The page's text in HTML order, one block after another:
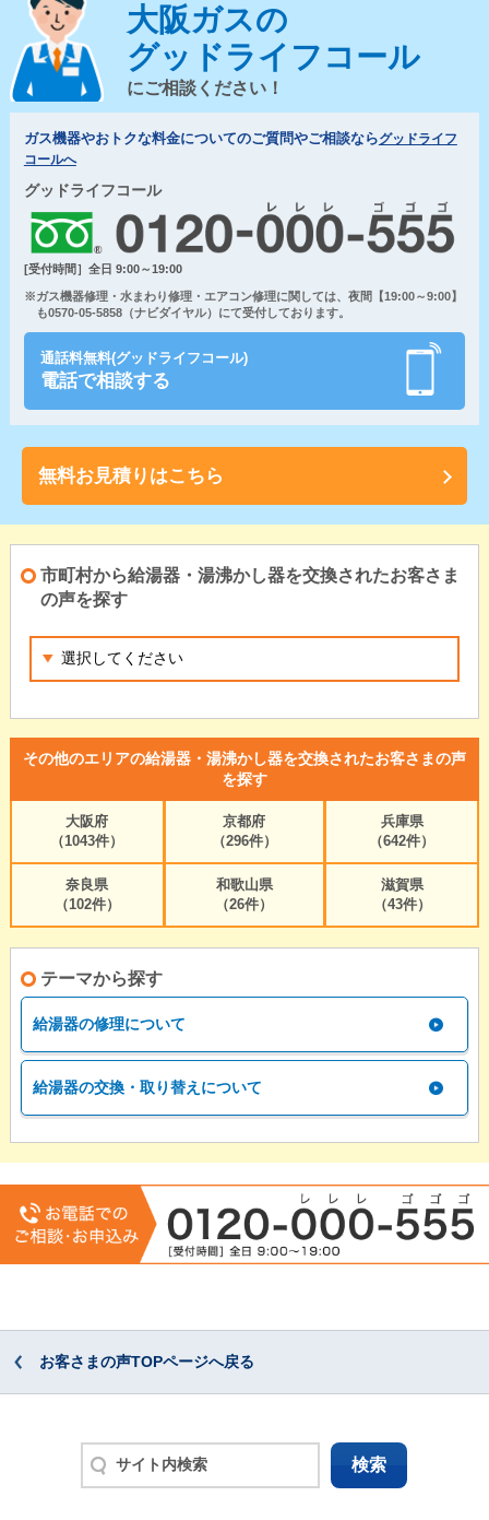
大阪ガスの
グッドライフコール
にご相談ください！
ガス機器やおトクな料金についてのご質問やご相談ならグッドライフ
コールへ
グッドライフコール
[受付時間］全日 9:00～19:00
※ガス機器修理・水まわり修理・エアコン修理に関しては、夜間【19:00～9:00】
も0570-05-5858（ナビダイヤル）にて受付しております。
通話料無料(グッドライフコール)
電話で相談する
無料お見積りはこちら
市町村から給湯器・湯沸かし器を交換されたお客さま
の声を探す
その他のエリアの給湯器・湯沸かし器を交換されたお客さまの声
を探す
大阪府
（1043件）
京都府
（296件）
兵庫県
（642件）
奈良県
（102件）
和歌山県
（26件）
滋賀県
（43件）
テーマから探す
給湯器の修理について
給湯器の交換・取り替えについて
お客さまの声TOPページへ戻る